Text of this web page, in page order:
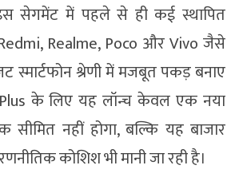
सेगमेंट में पहले से ही कई स्थापित
Realme, Poco और Vivo जैसे
स्मार्टफोन श्रेणी में मजबूत पकड़ बनाए
के लिए यह लॉन्च केवल एक नया
नहीं होगा, बल्कि यह बाजार
कोशिश भी मानी जा रही है।